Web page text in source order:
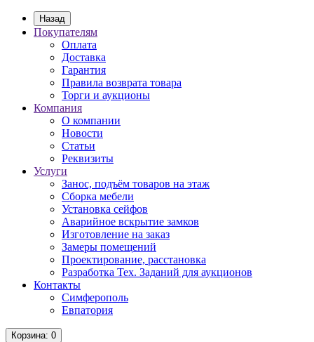
Назад
Покупателям
Оплата
Доставка
Гарантия
Правила возврата товара
Торги и аукционы
Компания
О компании
Новости
Статьи
Реквизиты
Услуги
Занос, подъём товаров на этаж
Сборка мебели
Установка сейфов
Аварийное вскрытие замков
Изготовление на заказ
Замеры помещений
Проектирование, расстановка
Разработка Тех. Заданий для аукционов
Контакты
Симферополь
Евпатория
Корзина: 0